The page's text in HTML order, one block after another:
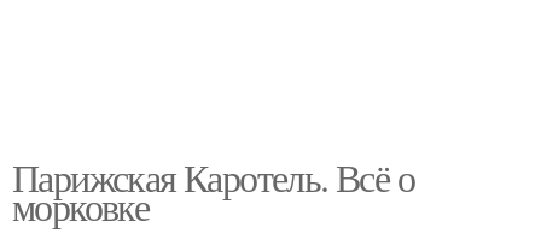
Парижская Каротель. Всё о
морковке